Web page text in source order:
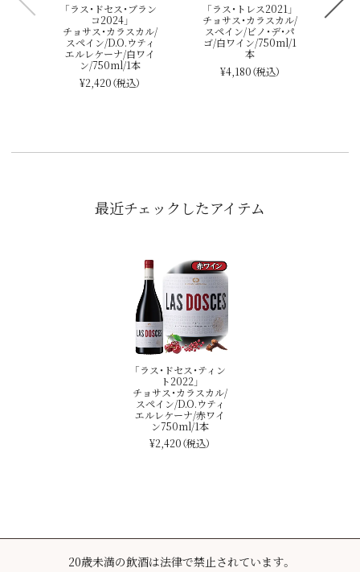
「ラス・ドセス・ブラン
コ2024」
チョサス・カラスカル/
スペイン/D.O.ウティ
エルレケーナ/白ワイ
ン/750ml/1本
¥2,420（税込）
「ラス・トレス2021」
チョサス・カラスカル/
スペイン/ビノ・デ・パ
ゴ/白ワイン/750ml/1
本
¥4,180（税込）
最近チェックしたアイテム
「ラス・ドセス・ティン
ト2022」
チョサス・カラスカル/
スペイン/D.O.ウティ
エルレケーナ/赤ワイ
ン750ml/1本
¥2,420（税込）
20歳未満の飲酒は法律で禁止されています。